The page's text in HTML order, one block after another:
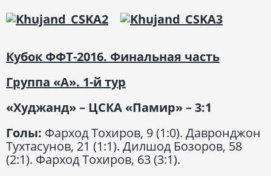
Кубок ФФТ-2016. Финальная часть
Группа «А». 1-й тур
«Худжанд» – ЦСКА «Памир» – 3:1
Голы: Фарход Тохиров, 9 (1:0). Давронджон
Тухтасунов, 21 (1:1). Дилшод Бозоров, 58
(2:1). Фарход Тохиров, 63 (3:1).